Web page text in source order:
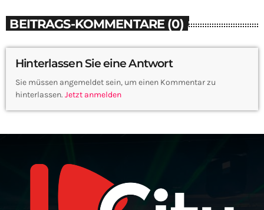
BEITRAGS-KOMMENTARE (0)
Hinterlassen Sie eine Antwort
Sie müssen angemeldet sein, um einen Kommentar zu
hinterlassen. Jetzt anmelden